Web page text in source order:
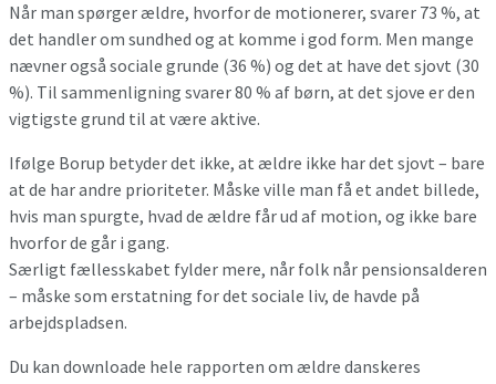
Når man spørger ældre, hvorfor de motionerer, svarer 73 %, at
det handler om sundhed og at komme i god form. Men mange
nævner også sociale grunde (36 %) og det at have det sjovt (30
%). Til sammenligning svarer 80 % af børn, at det sjove er den
vigtigste grund til at være aktive.
Ifølge Borup betyder det ikke, at ældre ikke har det sjovt – bare
at de har andre prioriteter. Måske ville man få et andet billede,
hvis man spurgte, hvad de ældre får ud af motion, og ikke bare
hvorfor de går i gang.
Særligt fællesskabet fylder mere, når folk når pensionsalderen
– måske som erstatning for det sociale liv, de havde på
arbejdspladsen.
Du kan downloade hele rapporten om ældre danskeres